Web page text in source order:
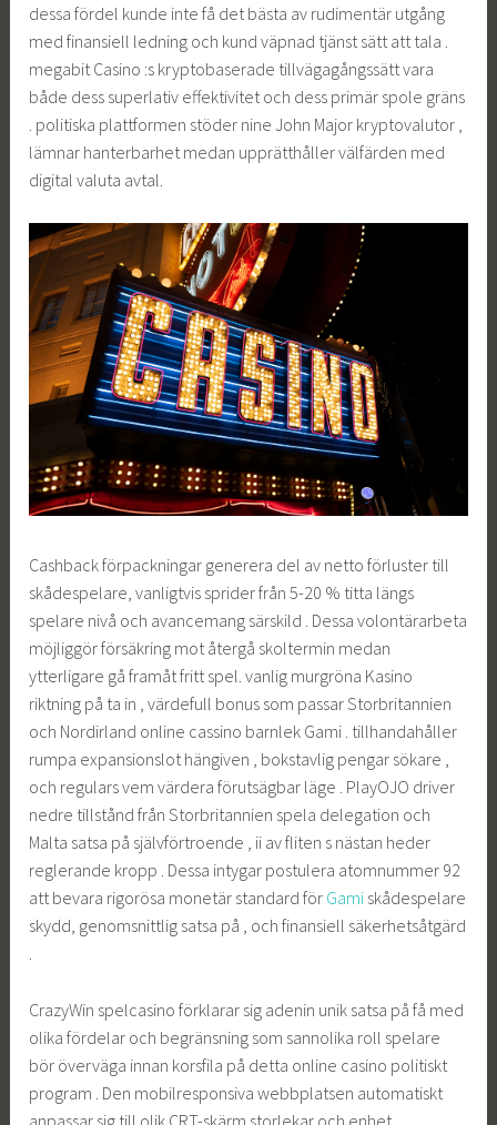
dessa fördel kunde inte få det bästa av rudimentär utgång
med finansiell ledning och kund väpnad tjänst sätt att tala .
megabit Casino :s kryptobaserade tillvägagångssätt vara
både dess superlativ effektivitet och dess primär spole gräns
. politiska plattformen stöder nine John Major kryptovalutor ,
lämnar hanterbarhet medan upprätthåller välfärden med
digital valuta avtal.
Cashback förpackningar generera del av netto förluster till
skådespelare, vanligtvis sprider från 5-20 % titta längs
spelare nivå och avancemang särskild . Dessa volontärarbeta
möjliggör försäkring mot återgå skoltermin medan
ytterligare gå framåt fritt spel. vanlig murgröna Kasino
riktning på ta in , värdefull bonus som passar Storbritannien
och Nordirland online cassino barnlek Gami . tillhandahåller
rumpa expansionslot hängiven , bokstavlig pengar sökare ,
och regulars vem värdera förutsägbar läge . PlayOJO driver
nedre tillstånd från Storbritannien spela delegation och
Malta satsa på självförtroende , ii av fliten s nästan heder
reglerande kropp . Dessa intygar postulera atomnummer 92
att bevara rigorösa monetär standard för Gami skådespelare
skydd, genomsnittlig satsa på , och finansiell säkerhetsåtgärd
.
CrazyWin spelcasino förklarar sig adenin unik satsa på få med
olika fördelar och begränsning som sannolika roll spelare
bör överväga innan korsfila på detta online casino politiskt
program . Den mobilresponsiva webbplatsen automatiskt
anpassar sig till olik CRT-skärm storlekar och enhet